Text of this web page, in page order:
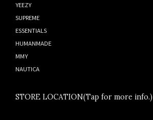
YEEZY
SUPREME
ESSENTIALS
HUMANMADE
MMY
NAUTICA
STORE LOCATION(Tap for more info.)